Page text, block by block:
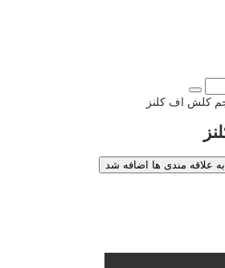
به علاقه مندی ها اضافه شد